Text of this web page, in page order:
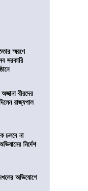
স্মরণে
সরকারি
বীরদের
রাজ্যপাল
চলবে না
নির্দেশ
অভিযোগে